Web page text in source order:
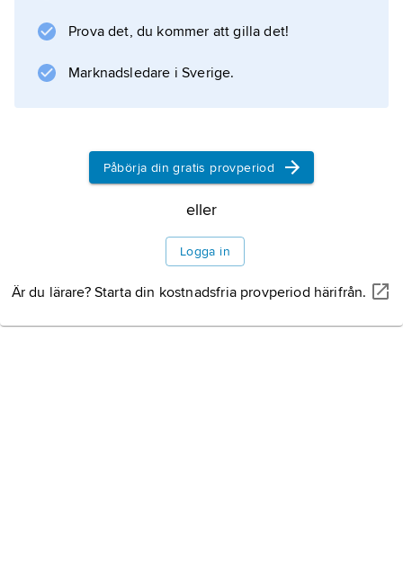
Prova det, du kommer att gilla det!
Marknadsledare i Sverige.
Påbörja din gratis provperiod
eller
Logga in
Är du lärare? Starta din kostnadsfria provperiod härifrån.